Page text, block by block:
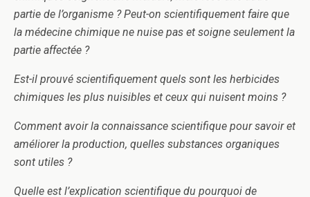
partie de l’organisme ? Peut-on scientifiquement faire que
la médecine chimique ne nuise pas et soigne seulement la
partie affectée ?
Est-il prouvé scientifiquement quels sont les herbicides
chimiques les plus nuisibles et ceux qui nuisent moins ?
Comment avoir la connaissance scientifique pour savoir et
améliorer la production, quelles substances organiques
sont utiles ?
Quelle est l’explication scientifique du pourquoi de